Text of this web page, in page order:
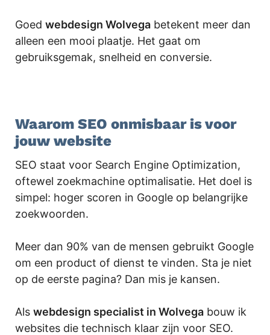
Goed webdesign Wolvega betekent meer dan
alleen een mooi plaatje. Het gaat om
gebruiksgemak, snelheid en conversie.
Waarom SEO onmisbaar is voor
jouw website
SEO staat voor Search Engine Optimization,
oftewel zoekmachine optimalisatie. Het doel is
simpel: hoger scoren in Google op belangrijke
zoekwoorden.
Meer dan 90% van de mensen gebruikt Google
om een product of dienst te vinden. Sta je niet
op de eerste pagina? Dan mis je kansen.
Als webdesign specialist in Wolvega bouw ik
websites die technisch klaar zijn voor SEO.